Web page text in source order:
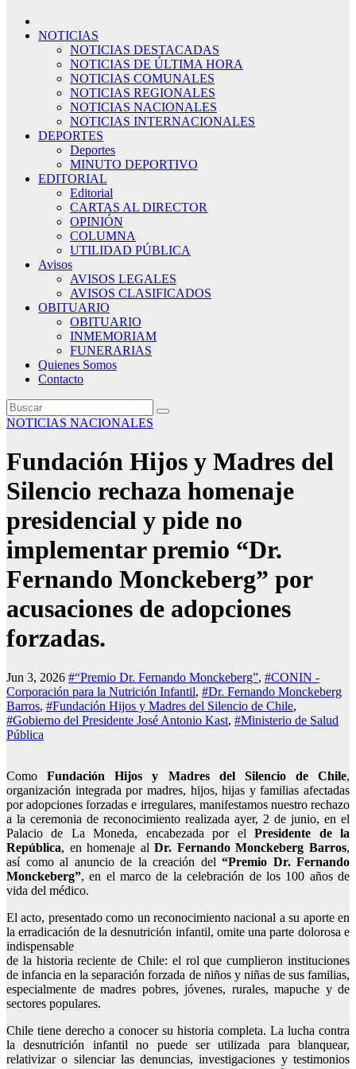
NOTICIAS
NOTICIAS DESTACADAS
NOTICIAS DE ÚLTIMA HORA
NOTICIAS COMUNALES
NOTICIAS REGIONALES
NOTICIAS NACIONALES
NOTICIAS INTERNACIONALES
DEPORTES
Deportes
MINUTO DEPORTIVO
EDITORIAL
Editorial
CARTAS AL DIRECTOR
OPINIÓN
COLUMNA
UTILIDAD PÚBLICA
Avisos
AVISOS LEGALES
AVISOS CLASIFICADOS
OBITUARIO
OBITUARIO
INMEMORIAM
FUNERARIAS
Quienes Somos
Contacto
NOTICIAS NACIONALES
Fundación Hijos y Madres del
Silencio rechaza homenaje
presidencial y pide no
implementar premio “Dr.
Fernando Monckeberg” por
acusaciones de adopciones
forzadas.
Jun 3, 2026 #“Premio Dr. Fernando Monckeberg”, #CONIN -
Corporación para la Nutrición Infantil, #Dr. Fernando Monckeberg
Barros, #Fundación Hijos y Madres del Silencio de Chile,
#Gobierno del Presidente José Antonio Kast, #Ministerio de Salud
Pública
ComoFundación Hijos y Madres del Silencio de Chile,
organización integrada por madres, hijos, hijas y familias afectadas
por adopciones forzadas e irregulares, manifestamos nuestro rechazo
a la ceremonia de reconocimiento realizada ayer, 2 de junio, en el
Palacio de La Moneda, encabezada por elPresidente de la
República, en homenaje alDr. Fernando Monckeberg Barros,
así como al anuncio de la creación del “Premio Dr. Fernando
Monckeberg”, en el marco de la celebración de los 100 años de
vida del médico.
El acto, presentado como un reconocimiento nacional a su aporte en
la erradicación de la desnutrición infantil, omite una parte dolorosa e
indispensable
de la historia reciente de Chile: el rol que cumplieron instituciones
de infancia en la separación forzada de niños y niñas de sus familias,
especialmente de madres pobres, jóvenes, rurales, mapuche y de
sectores populares.
Chile tiene derecho a conocer su historia completa. La lucha contra
la desnutrición infantil no puede ser utilizada para blanquear,
relativizar o silenciar las denuncias, investigaciones y testimonios